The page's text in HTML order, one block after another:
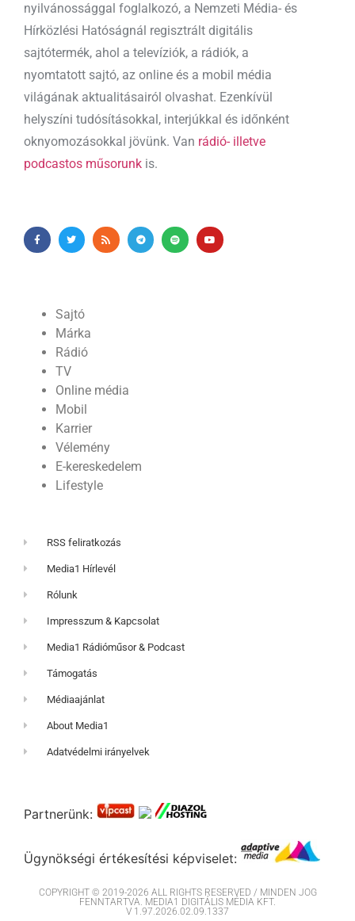
nyilvánossággal foglalkozó, a Nemzeti Média- és
Hírközlési Hatóságnál regisztrált digitális
sajtótermék, ahol a televíziók, a rádiók, a
nyomtatott sajtó, az online és a mobil média
világának aktualitásairól olvashat. Ezenkívül
helyszíni tudósításokkal, interjúkkal és időnként
oknyomozásokkal jövünk. Van rádió- illetve
podcastos műsorunk is.
Sajtó
Márka
Rádió
TV
Online média
Mobil
Karrier
Vélemény
E-kereskedelem
Lifestyle
RSS feliratkozás
Media1 Hírlevél
Rólunk
Impresszum & Kapcsolat
Media1 Rádióműsor & Podcast
Támogatás
Médiaajánlat
About Media1
Adatvédelmi irányelvek
Partnerünk:
Ügynökségi értékesítési képviselet:
COPYRIGHT © 2019-2026 ALL RIGHTS RESERVED / MINDEN JOG
FENNTARTVA. MEDIA1 DIGITÁLIS MÉDIA KFT.
V 1.97.2026.02.09.1337